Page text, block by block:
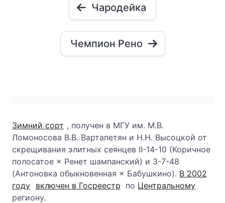
Чародейка
Чемпион Рено
Зимний сорт , получен в МГУ им. М.В.
Ломоносова В.В. Вартапетян и Н.Н. Высоцкой от
скрещивания элитных сеянцев II-14-10 (Коричное
полосатое × Ренет шампанский) и 3-7-48
(Антоновка обыкновенная × Бабушкино). В 2002
году включен в Госреестр по Центральному
региону.